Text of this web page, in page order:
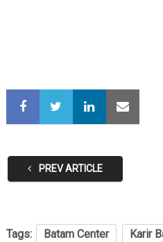
PREV ARTICLE
Tags: Batam Center Karir